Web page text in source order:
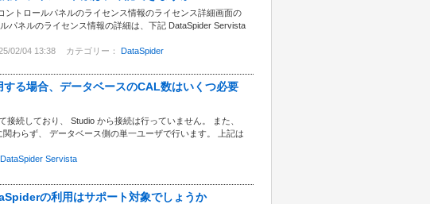
トロールパネルのライセンス情報のライセンス詳細画面の
パネルのライセンス情報の詳細は、下記 DataSpider Servista
02/04 13:38 カテゴリー： DataSpider
る場合、データベースのCAL数はいくつ必要
続しており、 Studio から接続は行っていません。 また、
わらず、 データベース側の単一ユーザで行います。 上記は
DataSpider Servista
の利用はサポート対象でしょうか